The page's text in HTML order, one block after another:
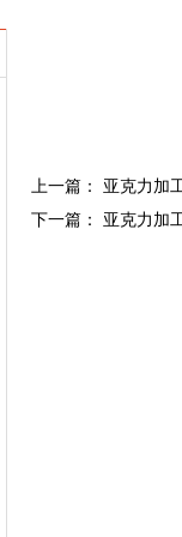
上一篇： 亚克力加
下一篇： 亚克力加